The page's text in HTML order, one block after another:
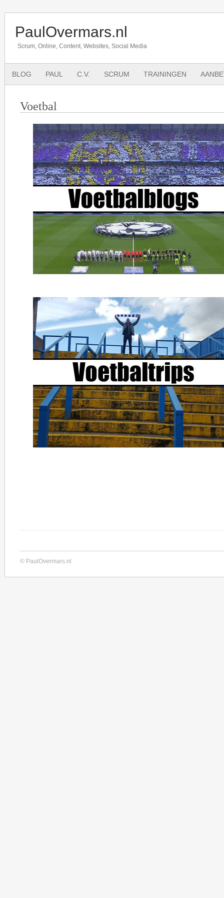
PaulOvermars.nl
Scrum, Online, Content, Websites, Social Media
BLOG PAUL C.V. SCRUM TRAININGEN
Voetbal
© PaulOvermars.nl